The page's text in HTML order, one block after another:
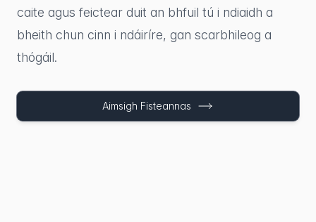
caite agus feictear duit an bhfuil tú i ndiaidh a
bheith chun cinn i ndáiríre, gan scarbhileog a
thógáil.
Aimsigh Fisteannas